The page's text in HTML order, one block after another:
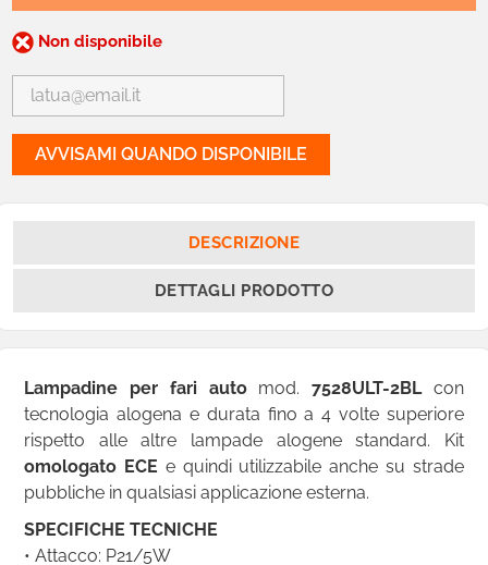
Non disponibile
AVVISAMI QUANDO DISPONIBILE
DESCRIZIONE
DETTAGLI PRODOTTO
Lampadine per fari automod.7528ULT-2BLcon
tecnologia alogena e durata fino a 4 volte superiore
rispetto alle altre lampade alogene standard. Kit
omologato ECE e quindi utilizzabile anche su strade
pubbliche in qualsiasi applicazione esterna.
SPECIFICHE TECNICHE
• Attacco: P21/5W